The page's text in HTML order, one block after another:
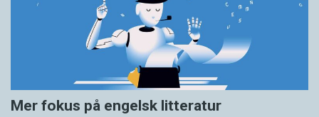
Mer fokus på engelsk litteratur